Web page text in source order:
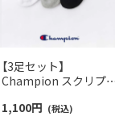
【3足セット】
Champion スクリプ
イル アーチサポート
1,100円 (税込)